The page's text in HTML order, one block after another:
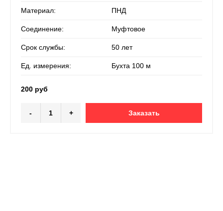
Материал: ПНД
Соединение: Муфтовое
Срок службы: 50 лет
Ед. измерения: Бухта 100 м
200 руб
- + Заказать